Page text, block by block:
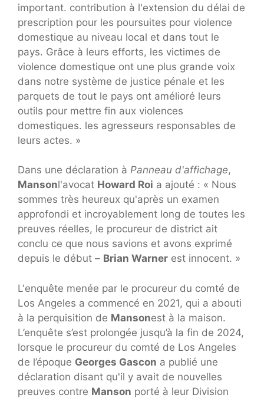
important. contribution à l'extension du délai de
prescription pour les poursuites pour violence
domestique au niveau local et dans tout le
pays. Grâce à leurs efforts, les victimes de
violence domestique ont une plus grande voix
dans notre système de justice pénale et les
parquets de tout le pays ont amélioré leurs
outils pour mettre fin aux violences
domestiques. les agresseurs responsables de
leurs actes. »
Dans une déclaration à Panneau d'affichage,
Mansonl'avocat Howard Roi a ajouté : « Nous
sommes très heureux qu'après un examen
approfondi et incroyablement long de toutes les
preuves réelles, le procureur de district ait
conclu ce que nous savions et avons exprimé
depuis le début – Brian Warner est innocent. »
L'enquête menée par le procureur du comté de
Los Angeles a commencé en 2021, qui a abouti
à la perquisition de Mansonest à la maison.
L’enquête s’est prolongée jusqu’à la fin de 2024,
lorsque le procureur du comté de Los Angeles
de l’époque Georges Gascon a publié une
déclaration disant qu'il y avait de nouvelles
preuves contre Manson porté à leur Division